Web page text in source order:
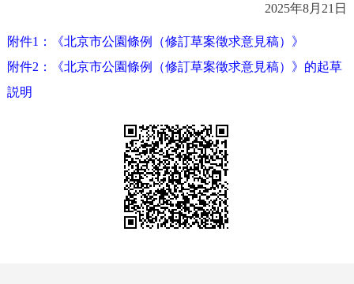
多語種
FRANÇAIS
العربية
2025年8月21日
附件1：《北京市公園條例（修訂草案徵求意見稿）》
附件2：《北京市公園條例（修訂草案徵求意見稿）》的起草
説明